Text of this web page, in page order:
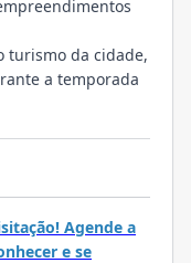
turismo da cidade,
a temporada
Agende a
e se